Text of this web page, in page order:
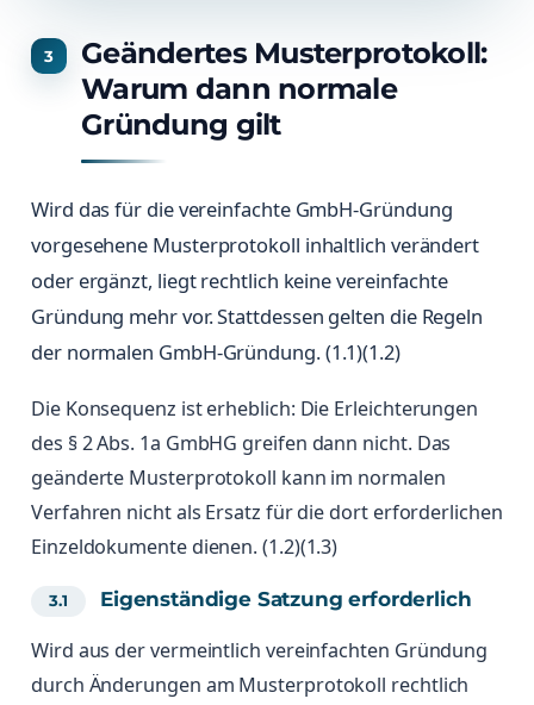
Geändertes Musterprotokoll:
Warum dann normale
Gründung gilt
Wird das für die vereinfachte GmbH-Gründung
vorgesehene Musterprotokoll inhaltlich verändert
oder ergänzt, liegt rechtlich keine vereinfachte
Gründung mehr vor. Stattdessen gelten die Regeln
der normalen GmbH-Gründung. (1.1)(1.2)
Die Konsequenz ist erheblich: Die Erleichterungen
des § 2 Abs. 1a GmbHG greifen dann nicht. Das
geänderte Musterprotokoll kann im normalen
Verfahren nicht als Ersatz für die dort erforderlichen
Einzeldokumente dienen. (1.2)(1.3)
Eigenständige Satzung erforderlich
Wird aus der vermeintlich vereinfachten Gründung
durch Änderungen am Musterprotokoll rechtlich